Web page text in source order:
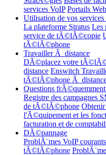
services VoIP Portails Web
Utilisation de vos
La plateforme Stratus Les
service de tÃ©lÃ©copie
tÃ©lÃ©phone
Travailler Ã distance
DÃ©placez votre
distance Enswitch
tÃ©lÃ©phone Ã
Questions
Registre des campagnes
de tÃ©lÃ©phone
l'Ã©quipement et les
facturation et de
DÃ©pannage
ProblÃ¨mes VoIP
tÃ©lÃ©phone